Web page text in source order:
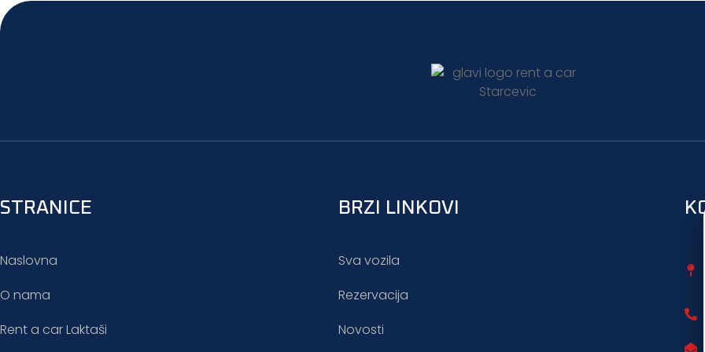
STRANICE
Naslovna
O nama
Rent a car Laktaši
BRZI LINKOVI
Sva vozila
Rezervacija
Novosti